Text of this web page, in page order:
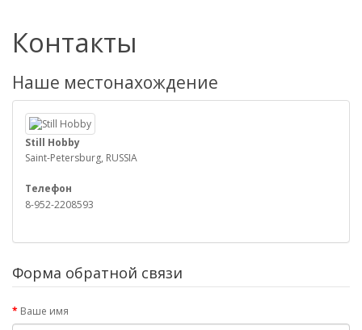
Контакты
Наше местонахождение
Still Hobby
Saint-Petersburg, RUSSIA
Телефон
8-952-2208593
Форма обратной связи
Ваше имя